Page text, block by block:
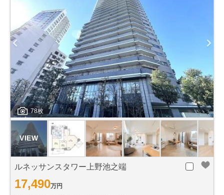
78枚
ルネッサンスタワー上野池之端
17,490万円